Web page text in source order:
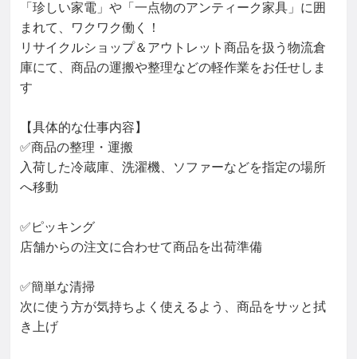
「珍しい家電」や「一点物のアンティーク家具」に囲
まれて、ワクワク働く！
リサイクルショップ＆アウトレット商品を扱う物流倉
庫にて、商品の運搬や整理などの軽作業をお任せしま
す
【具体的な仕事内容】
✅商品の整理・運搬
入荷した冷蔵庫、洗濯機、ソファーなどを指定の場所
へ移動
✅ピッキング
店舗からの注文に合わせて商品を出荷準備
✅簡単な清掃
次に使う方が気持ちよく使えるよう、商品をサッと拭
き上げ